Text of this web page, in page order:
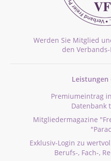
Werden Sie Mitglied
den
Leistungen
Premiumeintrag
Datenbank
Mitgliedermagazine
Exklusiv-Login zu
Berufs-, Fach-,